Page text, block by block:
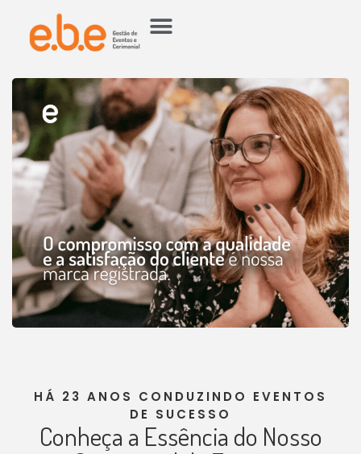
HÁ 23 ANOS CONDUZINDO EVENTOS
DE SUCESSO
Conheça a Essência do Nosso